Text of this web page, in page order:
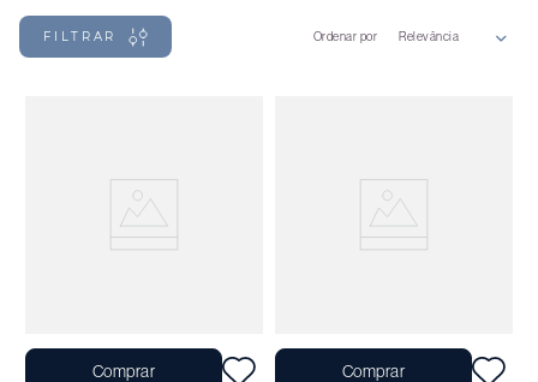
FILTRAR Ordenar por Relevância
Comprar Comprar